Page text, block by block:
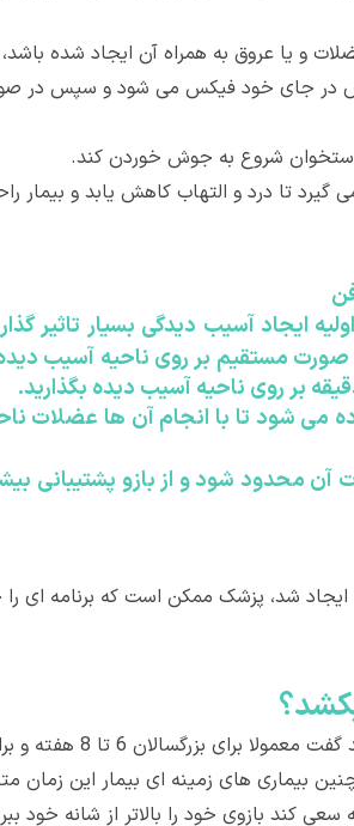
و یا عروق به همراه آن ایجاد شده
در جای خود فیکس می شود و سپس در
استخوان شروع به جوش خوردن کند.
تا درد و التهاب کاهش یابد و بیمار
آسیب دیدگی بسیار تاثیر
مستقیم بر روی ناحیه آسیب دیده
می شود تا با انجام آن ها
آن محدود شود و از بازو پشتیبانی
شد، پزشک ممکن است که برنامه ای را
بیماری های زمینه ای بیمار این زمان